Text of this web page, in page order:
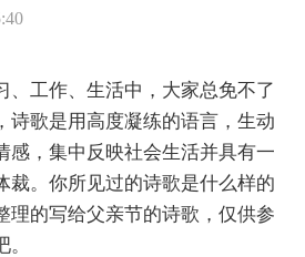
工作、生活中，大家总免不了
诗歌是用高度凝练的语言，生动
感，集中反映社会生活并具有一
裁。你所见过的诗歌是什么样的
理的写给父亲节的诗歌，仅供参